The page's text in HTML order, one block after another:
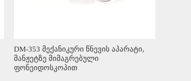
DM-353 მექანიკური წნევის აპარატი,
მანჟეტზე მიმაგრებული
ფონეიდოსკოპით